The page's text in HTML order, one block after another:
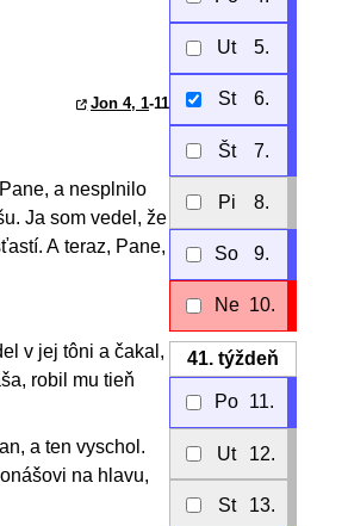
Jon 4, 1-11
a nesplnilo
Ja som vedel, že
A teraz, Pane,
v jej tôni a čakal,
robil mu tieň
a ten vyschol.
na hlavu,
Ut 5.
St 6.
Št 7.
Pi 8.
So 9.
Ne 10.
41.týždeň
Po 11.
Ut 12.
St 13.